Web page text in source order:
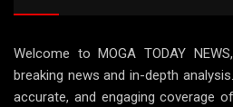
Welcome to MOGA TODAY
breaking news and in-depth
accurate, and engaging coverage